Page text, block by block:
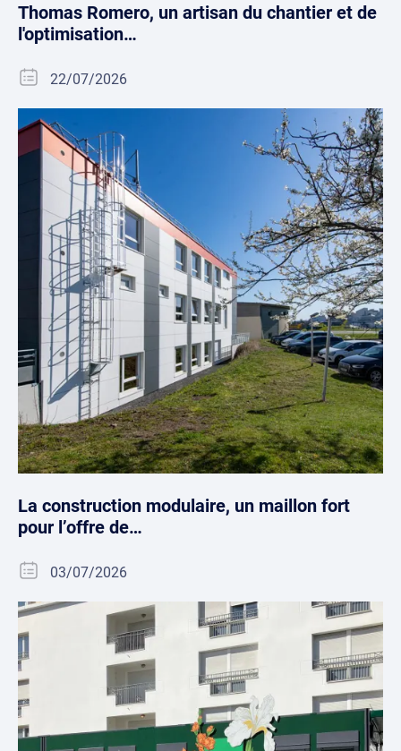
Thomas Romero, un artisan du chantier et de
l'optimisation…
22/07/2026
La construction modulaire, un maillon fort
pour l’offre de…
03/07/2026